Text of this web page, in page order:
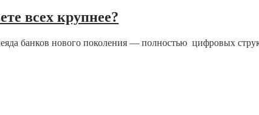
всех крупнее?
банков нового поколения — полностью цифровых